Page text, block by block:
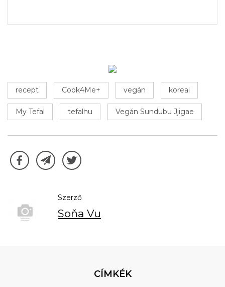
recept Cook4Me+ vegán koreai
My Tefal tefalhu Vegán Sundubu Jjigae
Szerző
Soňa Vu
CÍMKÉK